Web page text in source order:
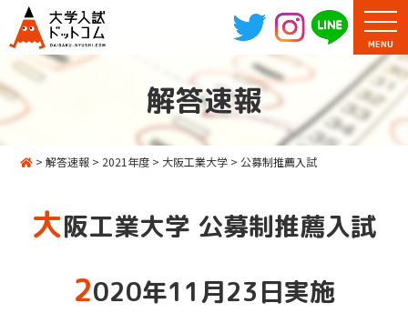
MENU
解答速報
>解答速報 > 2021年度 > 大阪工業大学 >公募制推薦入試
大阪工業大学 公募制推薦入試
2020年11月23日実施